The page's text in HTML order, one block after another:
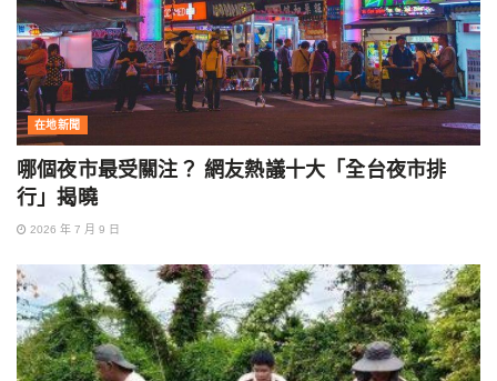
在地新聞
哪個夜市最受關注？ 網友熱議十大「全台夜市排
行」揭曉
2026 年 7 月 9 日